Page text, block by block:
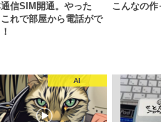
通信SIM開通。やった
れで部屋から電話がで
こんなの作
AI